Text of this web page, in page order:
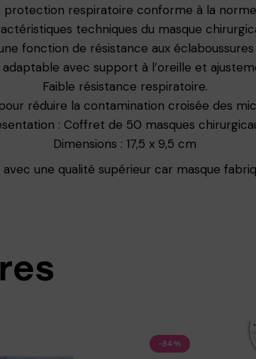
protection respiratoire conforme à la
techniques du masque
fonction de résistance aux
avec support à l’oreille et
Faible résistance respiratoire.
réduire la contamination croisée des
: Coffret de 50 masques
Dimensions : 17,5 x 9,5 cm
avec une qualité supérieur car masque
-84%